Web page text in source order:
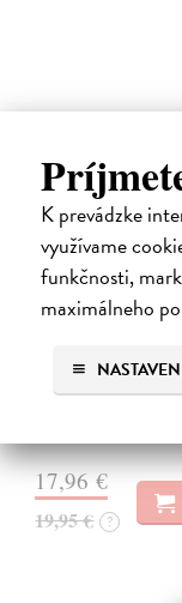
K prevádzke
využívame
funkčnosti,
maximálneho
Kód zad
Novotný Michal|
17,96 €
19,95 € ?